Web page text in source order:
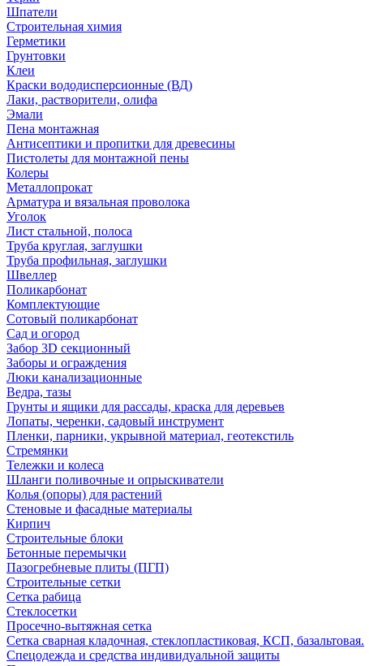
Шпатели
Строительная химия
Герметики
Грунтовки
Клеи
Краски вододисперсионные (ВД)
Лаки, растворители, олифа
Эмали
Пена монтажная
Антисептики и пропитки для древесины
Пистолеты для монтажной пены
Колеры
Металлопрокат
Арматура и вязальная проволока
Уголок
Лист стальной, полоса
Труба круглая, заглушки
Труба профильная, заглушки
Швеллер
Поликарбонат
Комплектующие
Сотовый поликарбонат
Сад и огород
Забор 3D секционный
Заборы и ограждения
Люки канализационные
Ведра, тазы
Грунты и ящики для рассады, краска для деревьев
Лопаты, черенки, садовый инструмент
Пленки, парники, укрывной материал, геотекстиль
Стремянки
Тележки и колеса
Шланги поливочные и опрыскиватели
Колья (опоры) для растений
Стеновые и фасадные материалы
Кирпич
Строительные блоки
Бетонные перемычки
Пазогребневые плиты (ПГП)
Строительные сетки
Сетка рабица
Стеклосетки
Просечно-вытяжная сетка
Сетка сварная кладочная, стеклопластиковая, КСП, базальтовая.
Спецодежда и средства индивидуальной защиты